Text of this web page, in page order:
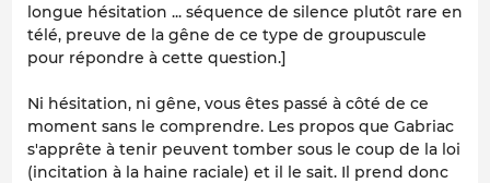
longue hésitation ... séquence de silence plutôt rare en
télé, preuve de la gêne de ce type de groupuscule
pour répondre à cette question.]
Ni hésitation, ni gêne, vous êtes passé à côté de ce
moment sans le comprendre. Les propos que Gabriac
s'apprête à tenir peuvent tomber sous le coup de la loi
(incitation à la haine raciale) et il le sait. Il prend donc